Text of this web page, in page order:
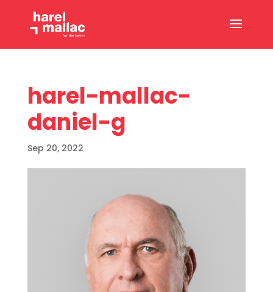
harel-mallac-
daniel-g
Sep 20, 2022